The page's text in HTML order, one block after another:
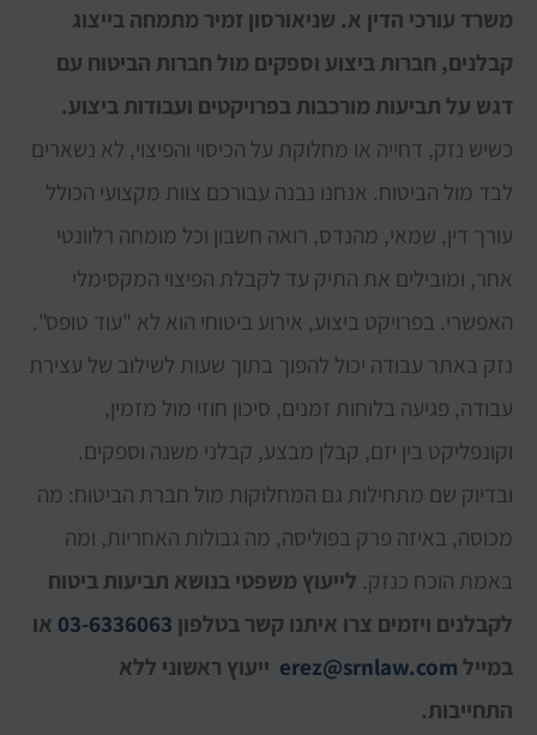
משרד עורכי הדין א. שניאורסון זמיר מתמחה בייצוג
קבלנים, חברות ביצוע וספקים מול חברות הביטוח עם
דגש על תביעות מורכבות בפרויקטים ועבודות ביצוע.
כשיש נזק, דחייה או מחלוקת על הכיסוי והפיצוי, לא נשארים
לבד מול הביטוח. אנחנו נבנה עבורכם צוות מקצועי הכולל
עורך דין, שמאי, מהנדס, רואה חשבון וכל מומחה רלוונטי
אחר, ומובילים את התיק עד לקבלת הפיצוי המקסימלי
האפשרי. בפרויקט ביצוע, אירוע ביטוחי הוא לא "עוד טופס".
נזק באתר עבודה יכול להפוך בתוך שעות לשילוב של עצירת
עבודה, פגיעה בלוחות זמנים, סיכון חוזי מול מזמין,
וקונפליקט בין יזם, קבלן מבצע, קבלני משנה וספקים.
ובדיוק שם מתחילות גם המחלוקות מול חברת הביטוח: מה
מכוסה, באיזה פרק בפוליסה, מה גבולות האחריות, ומה
באמת הוכח כנזק. לייעוץ משפטי בנושא תביעות ביטוח
לקבלנים ויזמים צרו איתנו קשר בטלפון 03-6336063 או
במיילerez@srnlaw.com ייעוץ ראשוני ללא
התחייבות.